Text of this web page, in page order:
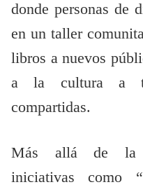
donde personas de
en un taller
libros a nuevos
a la cultura a
compartidas.
Más allá de la
iniciativas como